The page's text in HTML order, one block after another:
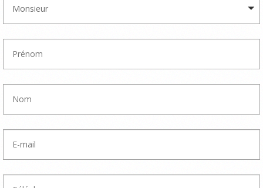
Monsieur